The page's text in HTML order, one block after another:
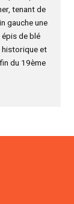
tenant de
gauche une
épis de blé
historique et
du 19ème